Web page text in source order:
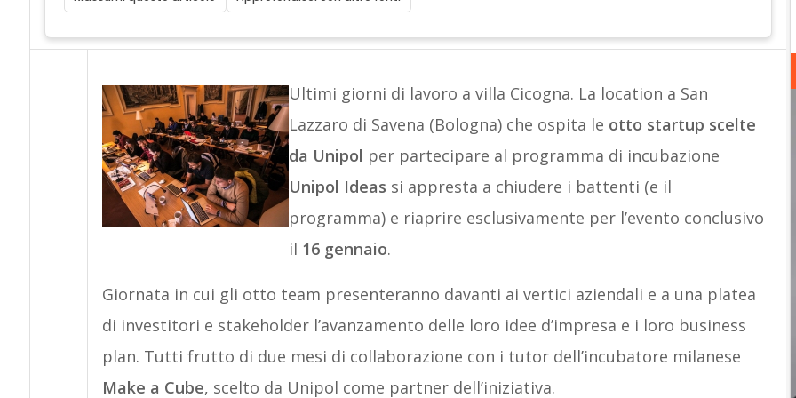
Ultimi giorni di lavoro a villa Cicogna. La location a San
Lazzaro di Savena (Bologna) che ospita le otto startup scelte
da Unipol per partecipare al programma di incubazione
Unipol Ideas si appresta a chiudere i battenti (e il
programma) e riaprire esclusivamente per l’evento conclusivo
il 16 gennaio.
Giornata in cui gli otto team presenteranno davanti ai vertici aziendali e a una platea
di investitori e stakeholder l’avanzamento delle loro idee d’impresa e i loro business
plan. Tutti frutto di due mesi di collaborazione con i tutor dell’incubatore milanese
Make a Cube, scelto da Unipol come partner dell’iniziativa.